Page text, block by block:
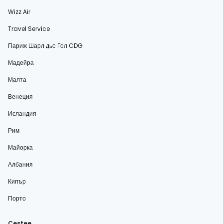
Wizz Air
Travel Service
Париж Шарл дьо Гол CDG
Мадейра
Малта
Венеция
Исландия
Рим
Майорка
Албания
Кипър
Порто